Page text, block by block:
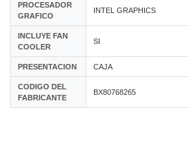
PROCESADOR
GRAFICO
INTEL GRAPHICS
INCLUYE FAN
COOLER
SI
PRESENTACION CAJA
CODIGO DEL
FABRICANTE
BX80768265